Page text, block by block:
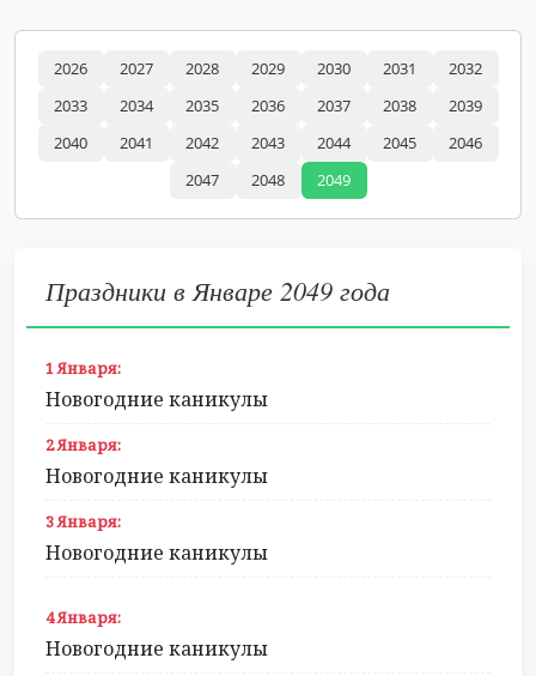
2026 2027 2028 2029 2030 2031
2032
2033
2034 2035 2036 2037 2038
2039
2040
2041 2042 2043 2044 2045
2046
2047
2048 2049
Праздники в Январе 2049 года
1 Января:
Новогодние каникулы
2 Января:
Новогодние каникулы
3 Января:
Новогодние каникулы
4 Января:
Новогодние каникулы